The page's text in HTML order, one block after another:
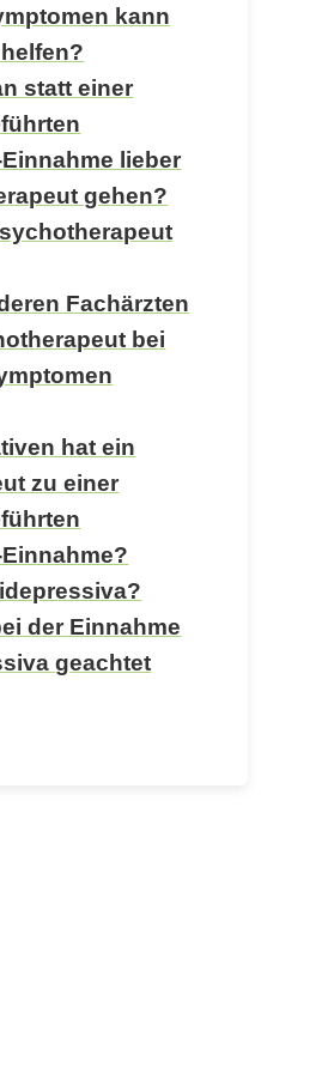
kann
statt einer
lieber
gehen?
Fachärzten
bei
hat ein
zu einer
der Einnahme
geachtet